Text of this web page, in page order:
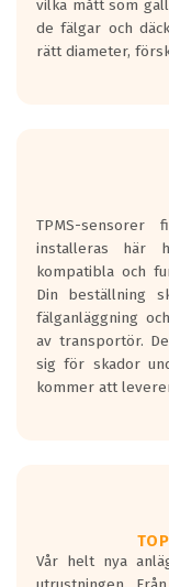
bullernivå
medans de vita
ett tyst däck.
regelverket som
Ett däck med två
godkända för år
Ett däck med en
minst tre decibel
regelverk som
vilka mått som
de fälgar och
rätt diameter,
TPMS-
installeras här
kompatibla och
Din beställning
fälganläggning
av transportör.
sig för skador
kommer att
Vår helt nya